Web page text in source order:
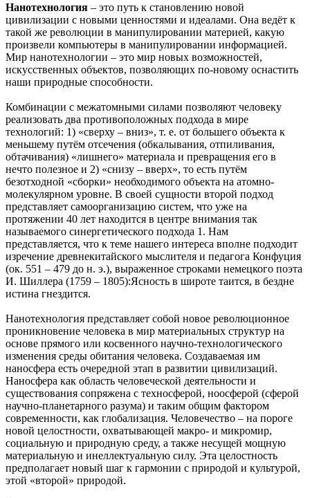
Нанотехнология – это путь к становлению новой
цивилизации с новыми ценностями и идеалами. Она ведёт к
такой же революции в манипулировании материей, какую
произвели компьютеры в манипулировании информацией.
Мир нанотехнологии – это мир новых возможностей,
искусственных объектов, позволяющих по-новому оснастить
наши природные способности.
Комбинации с межатомными силами позволяют человеку
реализовать два противоположных подхода в мире
технологий: 1) «сверху – вниз», т. е. от большего объекта к
меньшему путём отсечения (обкалывания, отпиливания,
обтачивания) «лишнего» материала и превращения его в
нечто полезное и 2) «снизу – вверх», то есть путём
безотходной «сборки» необходимого объекта на атомно-
молекулярном уровне. В своей сущности второй подход
представляет самоорганизацию систем, что уже на
протяжении 40 лет находится в центре внимания так
называемого синергетического подхода 1. Нам
представляется, что к теме нашего интереса вполне подходит
изречение древнекитайского мыслителя и педагога Конфуция
(ок. 551 – 479 до н. э.), выраженное строками немецкого поэта
И. Шиллера (1759 – 1805):Ясность в широте таится, в бездне
истина гнездится.
Нанотехнология представляет собой новое революционное
проникновение человека в мир материальных структур на
основе прямого или косвенного научно-технологического
изменения среды обитания человека. Создаваемая им
наносфера есть очередной этап в развитии цивилизаций.
Наносфера как область человеческой деятельности и
существования сопряжена с техносферой, ноосферой (сферой
научно-планетарного разума) и таким общим фактором
современности, как глобализация. Человечество – на пороге
новой целостности, охватывающей макро- и микромир,
социальную и природную среду, а также несущей мощную
материальную и инеллектуальную силу. Эта целостность
предполагает новый шаг к гармонии с природой и культурой,
этой «второй» природой.